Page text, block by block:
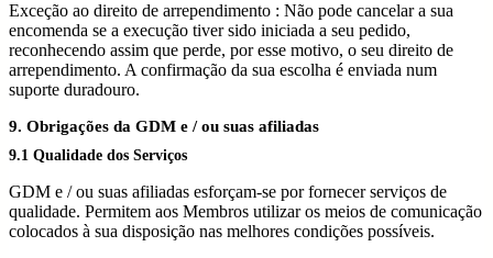
Exceção ao direito de arrependimento : Não pode cancelar a sua
encomenda se a execução tiver sido iniciada a seu pedido,
reconhecendo assim que perde, por esse motivo, o seu direito de
arrependimento. A confirmação da sua escolha é enviada num
suporte duradouro.
9. Obrigações da GDM e / ou suas afiliadas
9.1 Qualidade dos Serviços
GDM e / ou suas afiliadas esforçam-se por fornecer serviços de
qualidade. Permitem aos Membros utilizar os meios de comunicação
colocados à sua disposição nas melhores condições possíveis.